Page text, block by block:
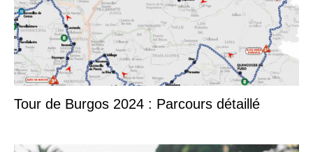
Tour de Burgos 2024 : Parcours détaillé